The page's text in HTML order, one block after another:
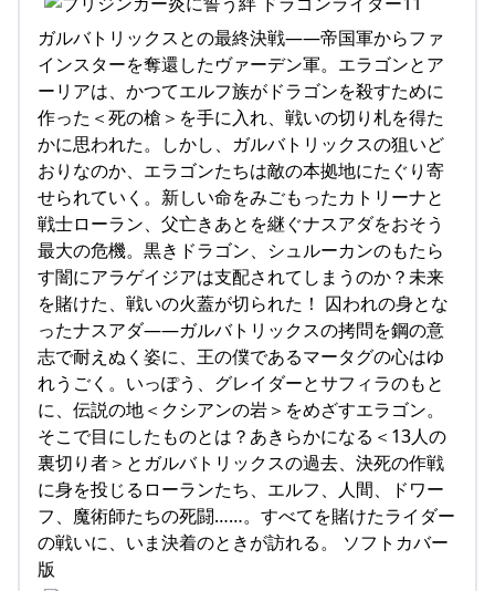
ガルバトリックスとの最終決戦――帝国軍からファ
インスターを奪還したヴァーデン軍。エラゴンとア
ーリアは、かつてエルフ族がドラゴンを殺すために
作った＜死の槍＞を手に入れ、戦いの切り札を得た
かに思われた。しかし、ガルバトリックスの狙いど
おりなのか、エラゴンたちは敵の本拠地にたぐり寄
せられていく。新しい命をみごもったカトリーナと
戦士ローラン、父亡きあとを継ぐナスアダをおそう
最大の危機。黒きドラゴン、シュルーカンのもたら
す闇にアラゲイジアは支配されてしまうのか？未来
を賭けた、戦いの火蓋が切られた！ 囚われの身とな
ったナスアダ――ガルバトリックスの拷問を鋼の意
志で耐えぬく姿に、王の僕であるマータグの心はゆ
れうごく。いっぽう、グレイダーとサフィラのもと
に、伝説の地＜クシアンの岩＞をめざすエラゴン。
そこで目にしたものとは？あきらかになる＜13人の
裏切り者＞とガルバトリックスの過去、決死の作戦
に身を投じるローランたち、エルフ、人間、ドワー
フ、魔術師たちの死闘……。すべてを賭けたライダー
の戦いに、いま決着のときが訪れる。 ソフトカバー
版